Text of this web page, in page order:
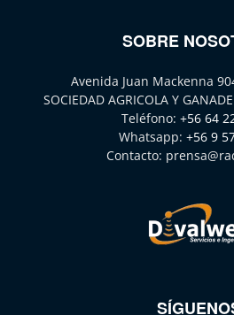
SOBRE
Avenida Juan Mackenna
SOCIEDAD AGRICOLA Y
Teléfono: +56 64
Whatsapp: +56 9
Contacto: